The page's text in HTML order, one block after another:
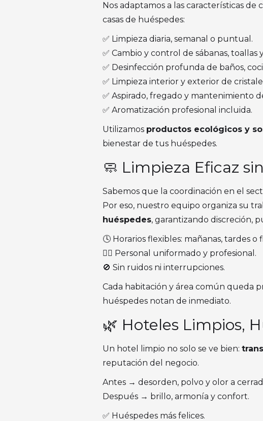
Nos adaptamos a las características
casas de huéspedes:
✅ Limpieza diaria, semanal o puntual.
✅ Cambio y control de sábanas, toallas
✅ Desinfección profunda de baños,
✅ Limpieza interior y exterior de
✅ Aspirado, fregado y mantenimiento
✅ Aromatización profesional incluida.
Utilizamos productos ecológicos y
bienestar de tus huéspedes.
🧼 Limpieza Eficaz
Sabemos que la coordinación en el
Por eso, nuestro equipo organiza su
huéspedes, garantizando discreción,
🕓 Horarios flexibles: mañanas, tardes o
🧍‍♀️ Personal uniformado y profesional.
🚫 Sin ruidos ni interrupciones.
Cada habitación y área común queda
huéspedes notan de inmediato.
🌿 Hoteles Limpios,
Un hotel limpio no solo se ve bien:
reputación del negocio.
Antes → desorden, polvo y olor a
Después → brillo, armonía y confort.
✅ Huéspedes más felices.